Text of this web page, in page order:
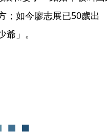
；如今廖志展已50歲出
」。